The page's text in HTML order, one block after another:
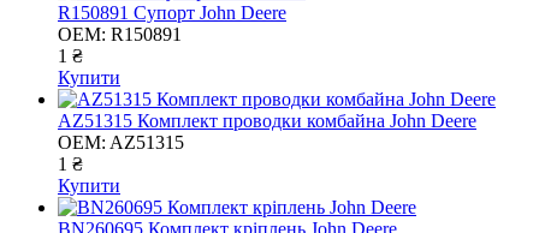
R150891 Супорт John Deere
OEM: R150891
1 ₴
Купити
AZ51315 Комплект проводки комбайна John Deere
OEM: AZ51315
1 ₴
Купити
BN260695 Комплект кріплень John Deere